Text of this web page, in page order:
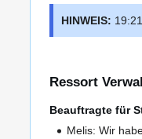
HINWEIS:
Ressort
Beauftragte für
Melis: Wir